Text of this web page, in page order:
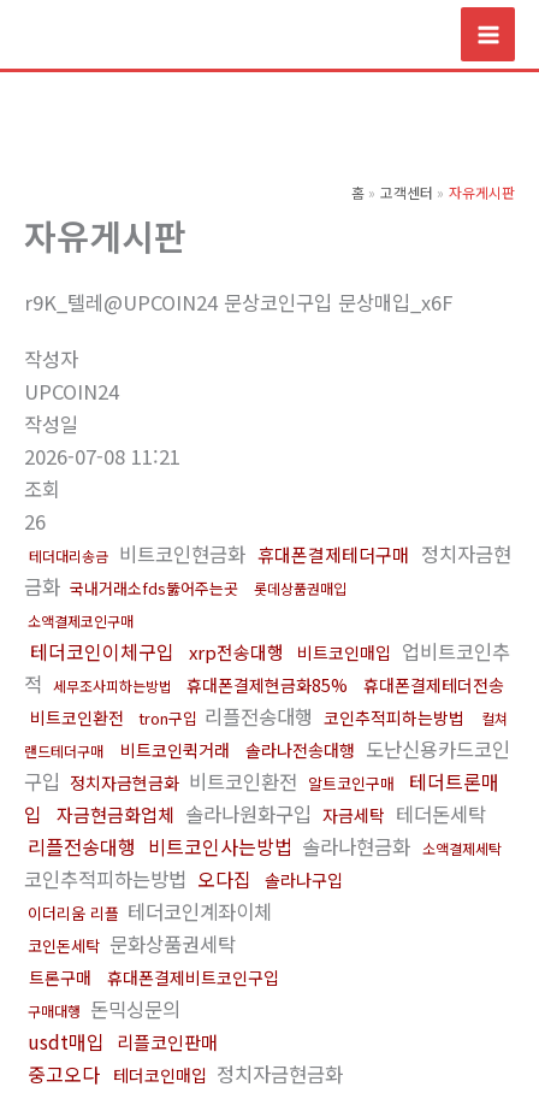
츠
홈 고객센터 자유게시판
자유게시판
r9K_텔레@UPCOIN24 문상코인구입 문상매입_x6F
작성자
UPCOIN24
작성일
2026-07-08 11:21
조회
26
테더대리송금 비트코인현금화 휴대폰결제테더구매 정치자금현
금화 국내거래소fds뚫어주는곳
롯데상품권매입
소액결제코인구매
테더코인이체구입 xrp전송대행 비트코인매입 업비트코인추
적
세무조사피하는방법 휴대폰결제현금화85%
휴대폰결제테더전송
비트코인환전
tron구입 리플전송대행 코인추적피하는방법
컬쳐
랜드테더구매
비트코인퀵거래 솔라나전송대행 도난신용카드코인
구입 정치자금현금화 비트코인환전 알트코인구매
테더트론매
입
자금현금화업체 솔라나원화구입 자금세탁 테더돈세탁
리플전송대행 비트코인사는방법 솔라나현금화 소액결제세탁
코인추적피하는방법 오다집 솔라나구입
이더리움 리플 테더코인계좌이체
코인돈세탁 문화상품권세탁
트론구매 휴대폰결제비트코인구입
구매대행 돈믹싱문의
usdt매입
리플코인판매
중고오다 테더코인매입 정치자금현금화